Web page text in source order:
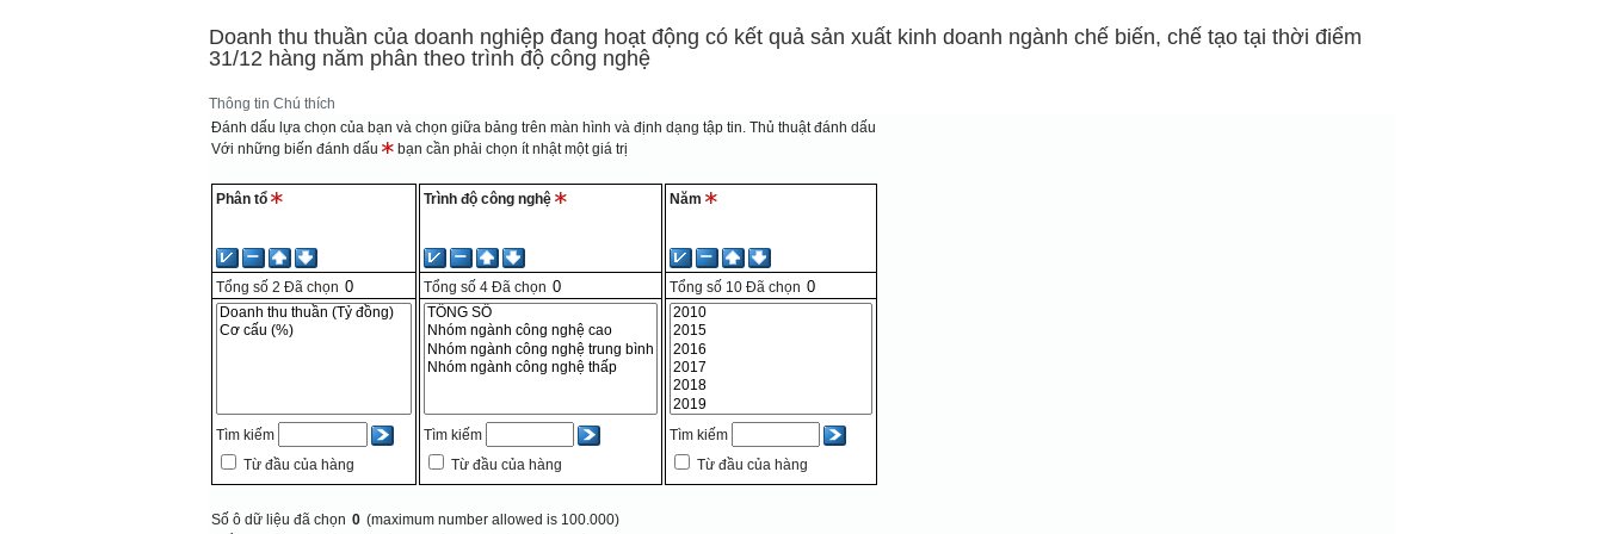
Doanh thu thuần của doanh nghiệp đang hoạt động có kết quả sản xuất kinh doanh ngành chế biến, chế tạo tại thời điểm
31/12 hàng năm phân theo trình độ công nghệ
Thông tin Chú thích
Đánh dấu lựa chọn của bạn và chọn giữa bảng trên màn hình và định dạng tập tin.Thủ thuật đánh dấu
Với những biến đánh dấu
bạn cần phải chọn ít nhật một giá trị
Phân tổ
Tổng số 2 Đã chọn
Tìm kiếm
Từ đầu của hàng
Trình độ công nghệ
Tổng số 4 Đã chọn
Tìm kiếm
Từ đầu của hàng
Năm
Tổng số 10 Đã chọn
Tìm kiếm
Từ đầu của hàng
Số ô dữ liệu đã chọn 0 (maximum number allowed is 100.000)